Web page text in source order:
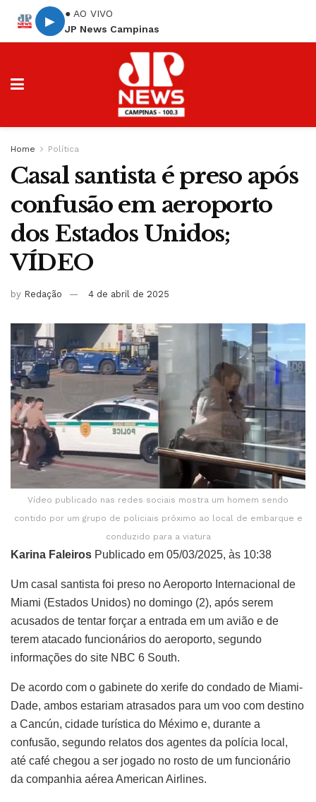
▶
● AO VIVO
JP News Campinas
Home Política
Casal santista é preso após
confusão em aeroporto
dos Estados Unidos;
VÍDEO
by Redação 4 de abril de 2025
Vídeo publicado nas redes sociais mostra um homem sendo
contido por um grupo de policiais próximo ao local de embarque e
conduzido para a viatura
Karina Faleiros Publicado em 05/03/2025, às 10:38
Um casal santista foi preso no Aeroporto Internacional de
Miami (Estados Unidos) no domingo (2), após serem
acusados de tentar forçar a entrada em um avião e de
terem atacado funcionários do aeroporto, segundo
informações do site NBC 6 South.
De acordo com o gabinete do xerife do condado de Miami-
Dade, ambos estariam atrasados para um voo com destino
a Cancún, cidade turística do Méximo e, durante a
confusão, segundo relatos dos agentes da polícia local,
até café chegou a ser jogado no rosto de um funcionário
da companhia aérea American Airlines.